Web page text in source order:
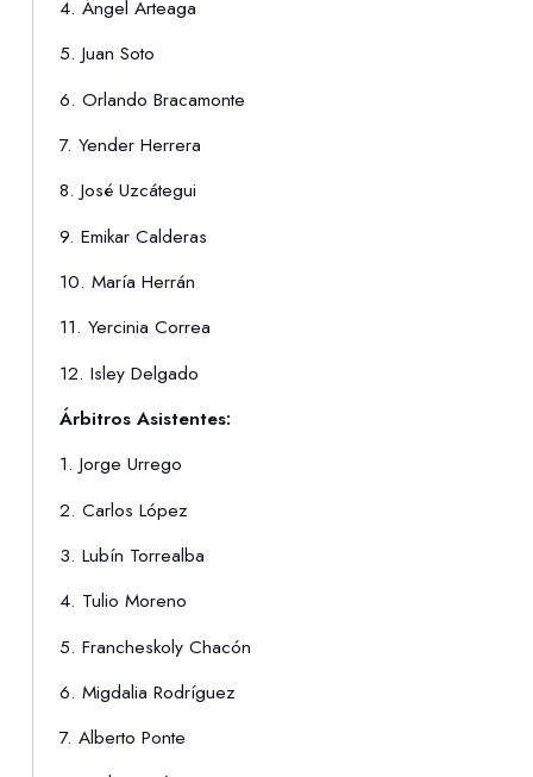
4. Ángel Arteaga
5. Juan Soto
6. Orlando Bracamonte
7. Yender Herrera
8. José Uzcátegui
9. Emikar Calderas
10. María Herrán
11. Yercinia Correa
12. Isley Delgado
Árbitros Asistentes:
1. Jorge Urrego
2. Carlos López
3. Lubín Torrealba
4. Tulio Moreno
5. Francheskoly Chacón
6. Migdalia Rodríguez
7. Alberto Ponte